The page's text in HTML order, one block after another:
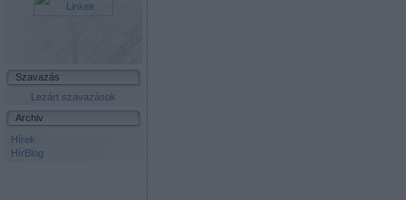
Szavazás
Lezárt szavazások
Archiv
Hírek
HírBlog